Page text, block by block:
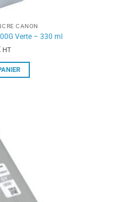
CANON
Verte – 330 ml
HT